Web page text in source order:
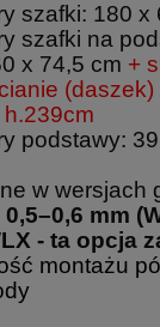
szafki: 180 x
szafki na
x 74,5 cm +
podstawy:
w wersjach
0,5–0,6 mm
- ta opcja
montażu